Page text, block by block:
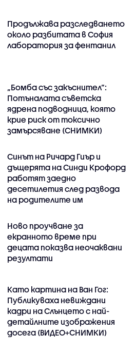
Продължава разследването
около разбитата в София
лаборатория за фентанил
„Бомба със закъснител“:
Потъналата съветска
ядрена подводница, която
крие риск от токсично
замърсяване (СНИМКИ)
Синът на Ричард Гиър и
дъщерята на Синди Крофорд
работят заедно
десетилетия след развода
на родителите им
Ново проучване за
екранното време при
децата показва неочаквани
резултати
Като картина на Ван Гог:
Публикуваха невиждани
кадри на Слънцето с най-
детайлните изображения
досега (ВИДЕО+СНИМКИ)